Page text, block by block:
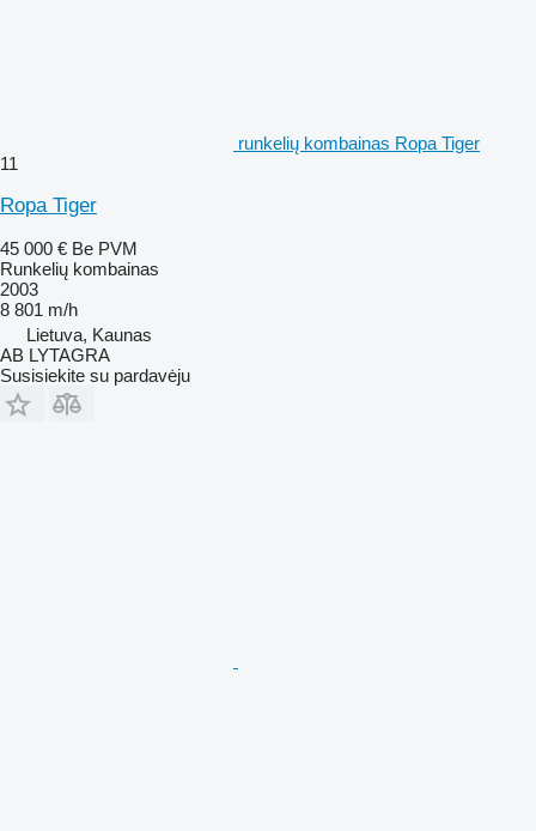
runkelių kombainas Ropa Tiger
11
Ropa Tiger
45 000 € Be PVM
Runkelių kombainas
2003
8 801 m/h
Lietuva, Kaunas
AB LYTAGRA
Susisiekite su pardavėju